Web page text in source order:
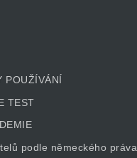
POUŽÍVÁNÍ
TEST
podle německého práva